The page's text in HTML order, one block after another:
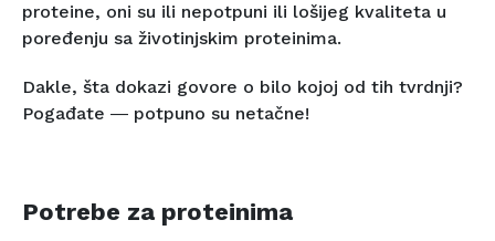
proteine, oni su ili nepotpuni ili lošijeg kvaliteta u
poređenju sa životinjskim proteinima.
Dakle, šta dokazi govore o bilo kojoj od tih tvrdnji?
Pogađate ― potpuno su netačne!
Potrebe za proteinima